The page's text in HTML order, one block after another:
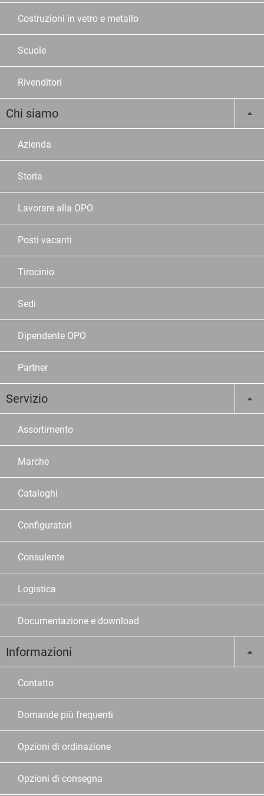
Costruzioni in vetro e metallo
Scuole
Rivenditori
Chi siamo
Azienda
Storia
Lavorare alla OPO
Posti vacanti
Tirocinio
Sedi
Dipendente OPO
Partner
Servizio
Assortimento
Marche
Cataloghi
Configuratori
Consulente
Logistica
Documentazione e download
Informazioni
Contatto
Domande più frequenti
Opzioni di ordinazione
Opzioni di consegna